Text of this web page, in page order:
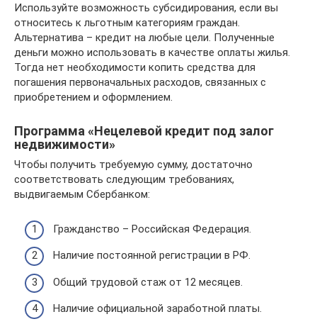
Используйте возможность субсидирования, если вы
относитесь к льготным категориям граждан.
Альтернатива – кредит на любые цели. Полученные
деньги можно использовать в качестве оплаты жилья.
Тогда нет необходимости копить средства для
погашения первоначальных расходов, связанных с
приобретением и оформлением.
Программа «Нецелевой кредит под залог
недвижимости»
Чтобы получить требуемую сумму, достаточно
соответствовать следующим требованиях,
выдвигаемым Сбербанком:
Гражданство – Российская Федерация.
Наличие постоянной регистрации в РФ.
Общий трудовой стаж от 12 месяцев.
Наличие официальной заработной платы.